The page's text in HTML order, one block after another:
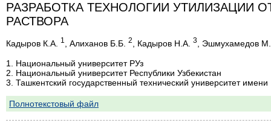
РАЗРАБОТКА ТЕХНОЛОГИИ УТИЛИЗАЦИИ
РАСТВОРА
Кадыров К.А. 1 , Алиханов Б.Б. 2 , Кадыров Н.А. 3 , Эшмухамедов
1. Национальный университет РУз
2. Национальный университет Республики Узбекистан
3. Ташкентский государственный технический университет
Полнотекстовый файл